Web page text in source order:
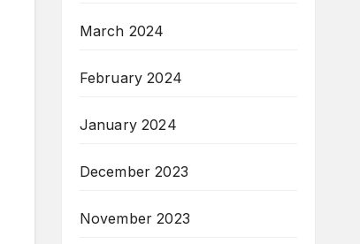
March 2024
February 2024
January 2024
December 2023
November 2023